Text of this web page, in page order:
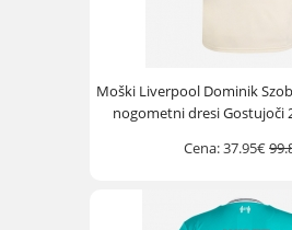
Moški Liverpool Dominik
nogometni dresi Gostujoči
Cena:37.95€